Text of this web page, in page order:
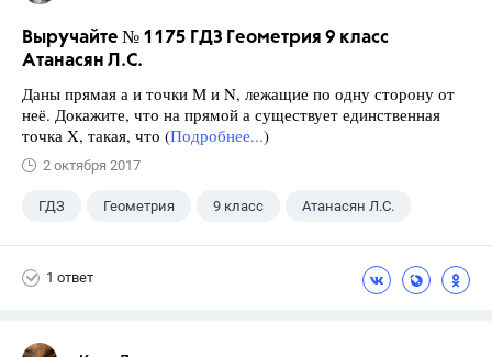
Выручайте № 1175 ГДЗ Геометрия 9 класс
Атанасян Л.С.
Даны прямая а и точки М и N, лежащие по одну сторону от
неё. Докажите, что на прямой а существует единственная
точка X, такая, что (Подробнее...)
2 октября 2017
ГДЗ Геометрия 9 класс Атанасян Л.С.
1 ответ